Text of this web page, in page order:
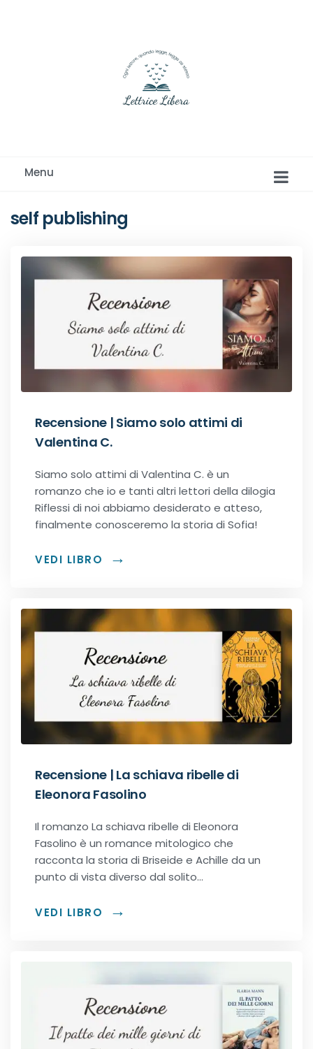
Menu
Romance e Romanzi rosa
Recensioni Narrativa
Classici
Age-gap romance
Contemporary Romance
Dark romance
Erotic romance
Forbidden Romance
Medical romance
MM romance
Music Romance
New adult
Police Romance
self publishing
Recensione | Siamo solo attimi di
Valentina C.
Siamo solo attimi di Valentina C. è un
romanzo che io e tanti altri lettori della dilogia
Riflessi di noi abbiamo desiderato e atteso,
finalmente conosceremo la storia di Sofia!
VEDI LIBRO
Recensione | La schiava ribelle di
Eleonora Fasolino
Il romanzo La schiava ribelle di Eleonora
Fasolino è un romance mitologico che
racconta la storia di Briseide e Achille da un
punto di vista diverso dal solito…
VEDI LIBRO